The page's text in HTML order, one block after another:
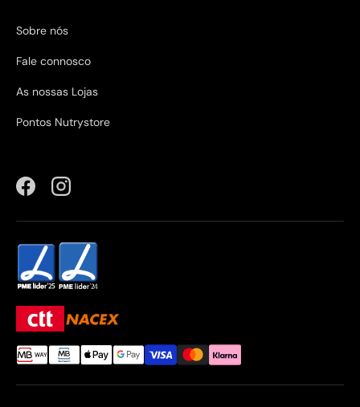
Sobre nós
Fale connosco
As nossas Lojas
Pontos Nutrystore
FacebookInstagram